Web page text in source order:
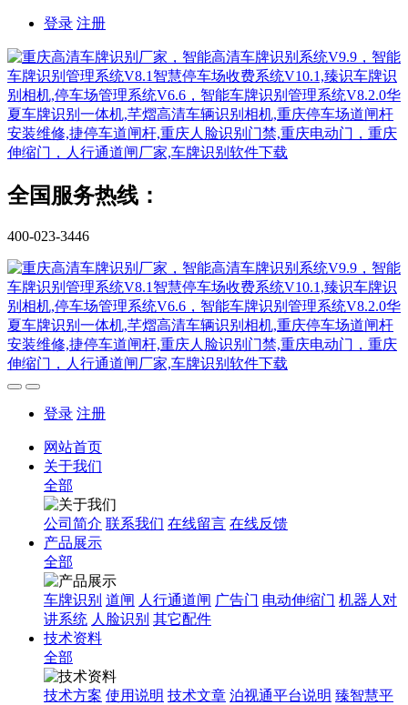
登录 注册
全国服务热线：
400-023-3446
登录 注册
网站首页
关于我们
全部
公司简介 联系我们 在线留言 在线反馈
产品展示
全部
车牌识别 道闸 人行通道闸 广告门 电动伸缩门 机器人对
讲系统 人脸识别 其它配件
技术资料
全部
技术方案 使用说明 技术文章 泊视通平台说明 臻智慧平